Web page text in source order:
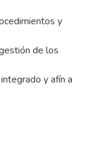
y
de los
y afín a